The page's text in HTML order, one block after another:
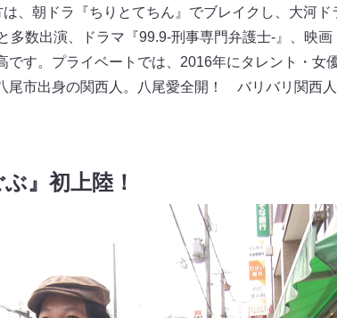
、朝ドラ『ちりとてちん』でブレイクし、大河
多数出演、ドラマ『99.9-刑事専門弁護士-』、映
です。プライベートでは、2016年にタレント・女
尾市出身の関西人。八尾愛全開！ バリバリ関西
』初上陸！